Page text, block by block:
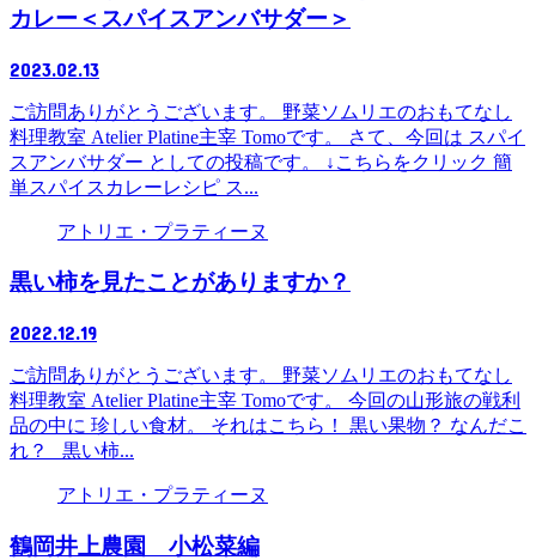
カレー＜スパイスアンバサダー＞
2023.02.13
ご訪問ありがとうございます。 野菜ソムリエのおもてなし
料理教室 Atelier Platine主宰 Tomoです。 さて、今回は スパイ
スアンバサダー としての投稿です。 ↓こちらをクリック 簡
単スパイスカレーレシピ ス...
アトリエ・プラティーヌ
黒い柿を見たことがありますか？
2022.12.19
ご訪問ありがとうございます。 野菜ソムリエのおもてなし
料理教室 Atelier Platine主宰 Tomoです。 今回の山形旅の戦利
品の中に 珍しい食材。 それはこちら！ 黒い果物？ なんだこ
れ？ 黒い柿...
アトリエ・プラティーヌ
鶴岡井上農園 小松菜編